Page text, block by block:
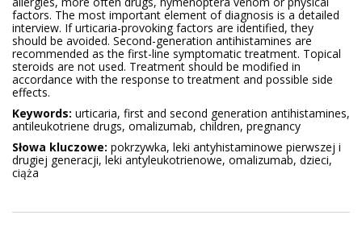
factors. The most important element of diagnosis is a detailed
interview. If urticaria-provoking factors are identified, they
should be avoided. Second-generation antihistamines are
recommended as the first-line symptomatic treatment. Topical
steroids are not used. Treatment should be modified in
accordance with the response to treatment and possible side
effects.
Keywords: urticaria, first and second generation antihistamines,
antileukotriene drugs, omalizumab, children, pregnancy
Słowa kluczowe: pokrzywka, leki antyhistaminowe pierwszej i
drugiej generacji, leki antyleukotrienowe, omalizumab, dzieci,
ciąża